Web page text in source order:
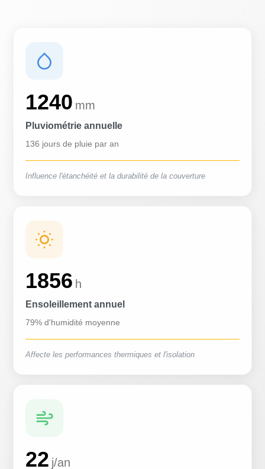
1240 mm
Pluviométrie annuelle
136 jours de pluie par an
Influence l'étanchéité et la durabilité de la couverture
1856 h
Ensoleillement annuel
79% d'humidité moyenne
Affecte les performances thermiques et l'isolation
22 j/an